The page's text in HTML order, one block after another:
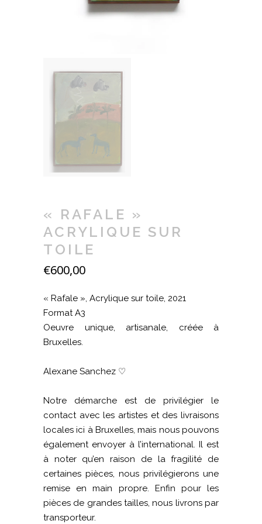
« RAFALE »
ACRYLIQUE SUR
TOILE
€600,00
« Rafale », Acrylique sur toile, 2021
Format A3
Oeuvre unique, artisanale, créée à
Bruxelles.
Alexane Sanchez ♡
Notre démarche est de privilégier le
contact avec les artistes et des livraisons
locales ici à Bruxelles, mais nous pouvons
également envoyer à l’international. Il est
à noter qu’en raison de la fragilité de
certaines pièces, nous privilégierons une
remise en main propre. Enfin pour les
pièces de grandes tailles, nous livrons par
transporteur.